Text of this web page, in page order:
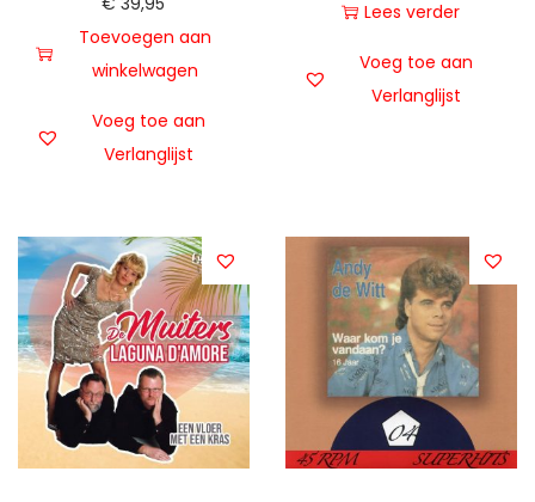
Toevoegen aan
winkelwagen
Voeg toe aan
Verlanglijst
Lees verder
Voeg toe aan
Verlanglijst